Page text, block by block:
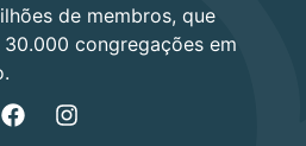
de membros, que
congregações em